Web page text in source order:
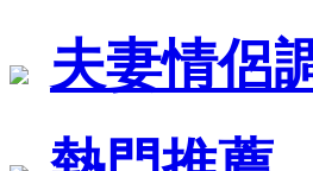
夫妻情侶